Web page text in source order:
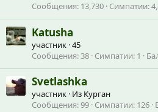
Сообщения 13,730 Симпатии
Katusha
участник ·45
Сообщения 38 Симпатии 1
Svetlashka
участник · Из Курган
Сообщения 99 Симпатии 126